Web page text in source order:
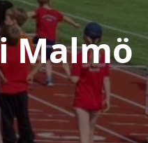
Malmö